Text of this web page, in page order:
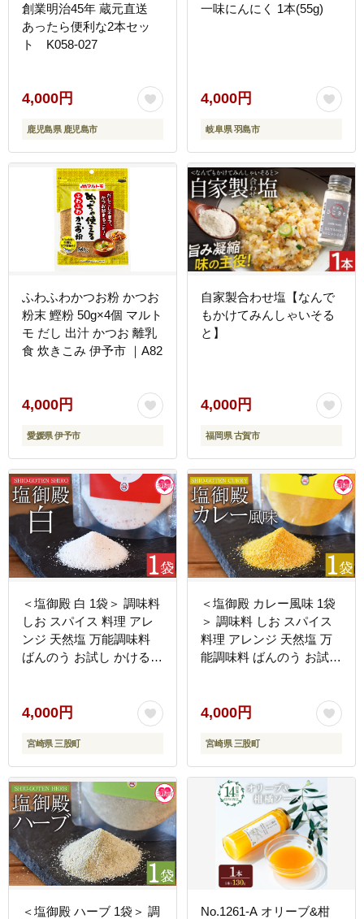
創業明治45年 蔵元直送
あったら便利な2本セッ
ト K058-027
4,000円
鹿児島県 鹿児島市
一味にんにく 1本(55g)
4,000円
岐阜県 羽島市
ふわふわかつお粉 かつお
粉末 鰹粉 50g×4個 マルト
モ だし 出汁 かつお 離乳
食 炊きこみ 伊予市 ｜A82
4,000円
愛媛県 伊予市
自家製合わせ塩【なんで
もかけてみんしゃいそる
と】
4,000円
福岡県 古賀市
＜塩御殿 白 1袋＞ 調味料
しお スパイス 料理 アレ
ンジ 天然塩 万能調味料
ばんのう お試し かける
胡椒 唐辛子 旨味 プロ 一
流 シェフの味【MI429-
gs】【我生庵】
4,000円
宮崎県 三股町
＜塩御殿 カレー風味 1袋
＞ 調味料 しお スパイス
料理 アレンジ 天然塩 万
能調味料 ばんのう お試し
ショウ 胡椒 唐辛子 旨味
【MI430-gs】【我生庵】
4,000円
宮崎県 三股町
＜塩御殿 ハーブ 1袋＞ 調 No.1261-A オリーブ&柑